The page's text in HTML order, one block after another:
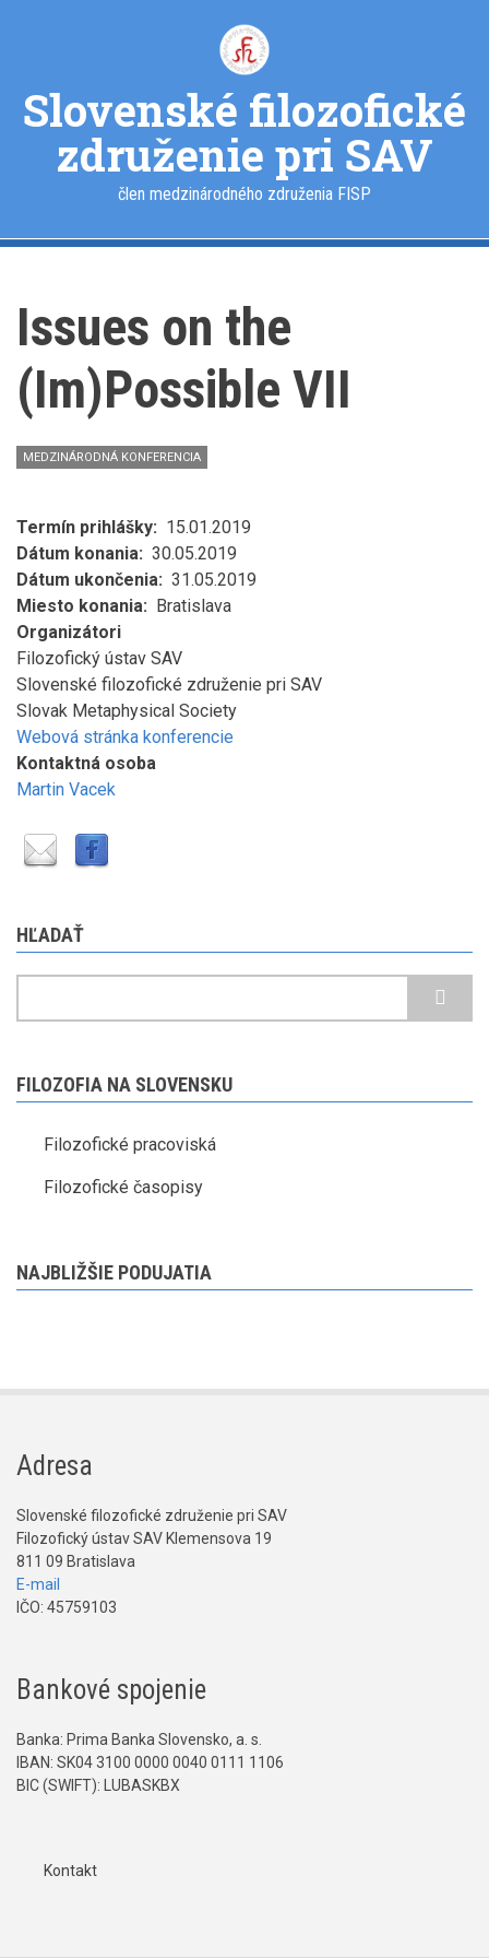
obsah
Slovenské filozofické
združenie pri SAV
člen medzinárodného združenia FISP
Issues on the
(Im)Possible VII
MEDZINÁRODNÁ KONFERENCIA
Termín prihlášky
15.01.2019
Dátum konania
30.05.2019
Dátum ukončenia
31.05.2019
Miesto konania
Bratislava
Organizátori
Filozofický ústav SAV
Slovenské filozofické združenie pri SAV
Slovak Metaphysical Society
Webová stránka konferencie
Kontaktná osoba
Martin Vacek
HĽADAŤ
FILOZOFIA NA SLOVENSKU
Filozofické pracoviská
Filozofické časopisy
NAJBLIŽŠIE PODUJATIA
Adresa
Slovenské filozofické združenie pri SAV
Filozofický ústav SAV Klemensova 19
811 09 Bratislava
E-mail
IČO: 45759103
Bankové spojenie
Banka: Prima Banka Slovensko, a. s.
IBAN: SK04 3100 0000 0040 0111 1106
BIC (SWIFT): LUBASKBX
Kontakt